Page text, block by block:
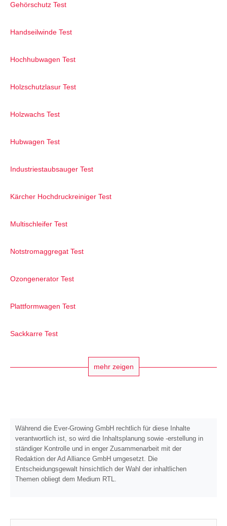
Gehörschutz Test
Handseilwinde Test
Hochhubwagen Test
Holzschutzlasur Test
Holzwachs Test
Hubwagen Test
Industriestaubsauger Test
Kärcher Hochdruckreiniger Test
Multischleifer Test
Notstromaggregat Test
Ozongenerator Test
Plattformwagen Test
Sackkarre Test
mehr zeigen
Während die Ever-Growing GmbH rechtlich für diese Inhalte
verantwortlich ist, so wird die Inhaltsplanung sowie -erstellung in
ständiger Kontrolle und in enger Zusammenarbeit mit der
Redaktion der Ad Alliance GmbH umgesetzt. Die
Entscheidungsgewalt hinsichtlich der Wahl der inhaltlichen
Themen obliegt dem Medium RTL.